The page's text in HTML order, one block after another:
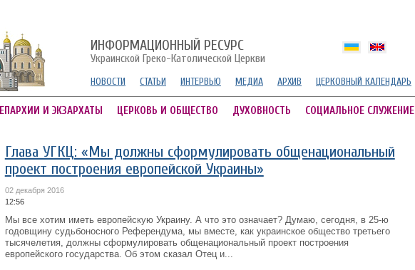
ИНФОРМАЦИОННЫЙ РЕСУРС
Украинской Греко-Католической Церкви
НОВОСТИ СТАТЬИ ИНТЕРВЬЮ МЕДИА АРХИВ ЦЕРКОВНЫЙ КАЛЕНДАРЬ
ЕПАРХИИ И ЭКЗАРХАТЫ ЦЕРКОВЬ И ОБЩЕСТВО ДУХОВНОСТЬ СОЦИАЛЬНОЕ СЛУЖЕНИЕ
Глава УГКЦ: «Мы должны сформулировать общенациональный
проект построения европейской Украины»
02 декабря 2016
12:56
Мы все хотим иметь европейскую Украину. А что это означает? Думаю, сегодня, в 25-ю
годовщину судьбоносного Референдума, мы вместе, как украинское общество третьего
тысячелетия, должны сформулировать общенациональный проект построения
европейского государства. Об этом сказал Отец и...